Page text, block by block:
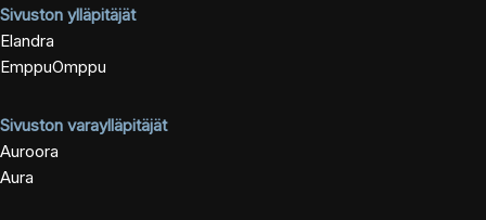
Sivuston ylläpitäjät
Elandra
EmppuOmppu
Sivuston varaylläpitäjät
Auroora
Aura